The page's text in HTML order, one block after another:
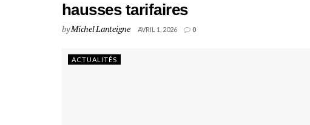
hausses tarifaires
byMichel Lanteigne AVRIL 1, 2026 0
ACTUALITÉS